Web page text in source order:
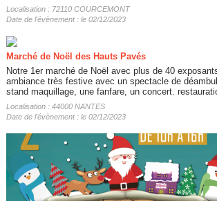
Localisation : 72110 COURCEMONT
Date de l'évènement : le 02/12/2023
Marché de Noël des Hauts Pavés
Notre 1er marché de Noël avec plus de 40
ambiance très festive avec un spectacle de
stand maquillage, une fanfare, un concert.
Localisation : 44000 NANTES
Date de l'évènement : le 02/12/2023